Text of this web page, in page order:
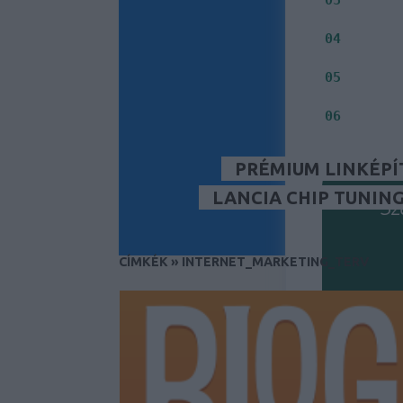
04
05
06
PRÉMIUM
LANCIA CHIP TUNING
CÍMKÉK » INTERNET_MARKETING_TERV